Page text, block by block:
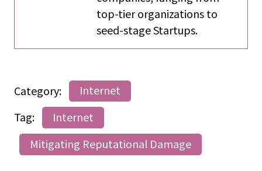
top-tier organizations to
seed-stage Startups.
Category:
Internet
Tag:
Internet
Mitigating Reputational Damage